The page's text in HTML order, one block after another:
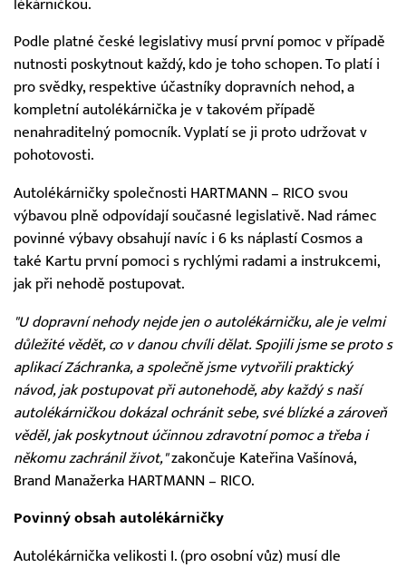
lékárničkou.
Podle platné české legislativy musí první pomoc v případě
nutnosti poskytnout každý, kdo je toho schopen. To platí i
pro svědky, respektive účastníky dopravních nehod, a
kompletní autolékárnička je v takovém případě
nenahraditelný pomocník. Vyplatí se ji proto udržovat v
pohotovosti.
Autolékárničky společnosti HARTMANN – RICO svou
výbavou plně odpovídají současné legislativě. Nad rámec
povinné výbavy obsahují navíc i 6 ks náplastí Cosmos a
také Kartu první pomoci s rychlými radami a instrukcemi,
jak při nehodě postupovat.
"U dopravní nehody nejde jen o autolékárničku, ale je velmi
důležité vědět, co v danou chvíli dělat. Spojili jsme se proto s
aplikací Záchranka, a společně jsme vytvořili praktický
návod, jak postupovat při autonehodě, aby každý s naší
autolékárničkou dokázal ochránit sebe, své blízké a zároveň
věděl, jak poskytnout účinnou zdravotní pomoc a třeba i
někomu zachránil život,"zakončuje Kateřina Vašínová,
Brand Manažerka HARTMANN – RICO.
Povinný obsah autolékárničky
Autolékárnička velikosti I. (pro osobní vůz) musí dle